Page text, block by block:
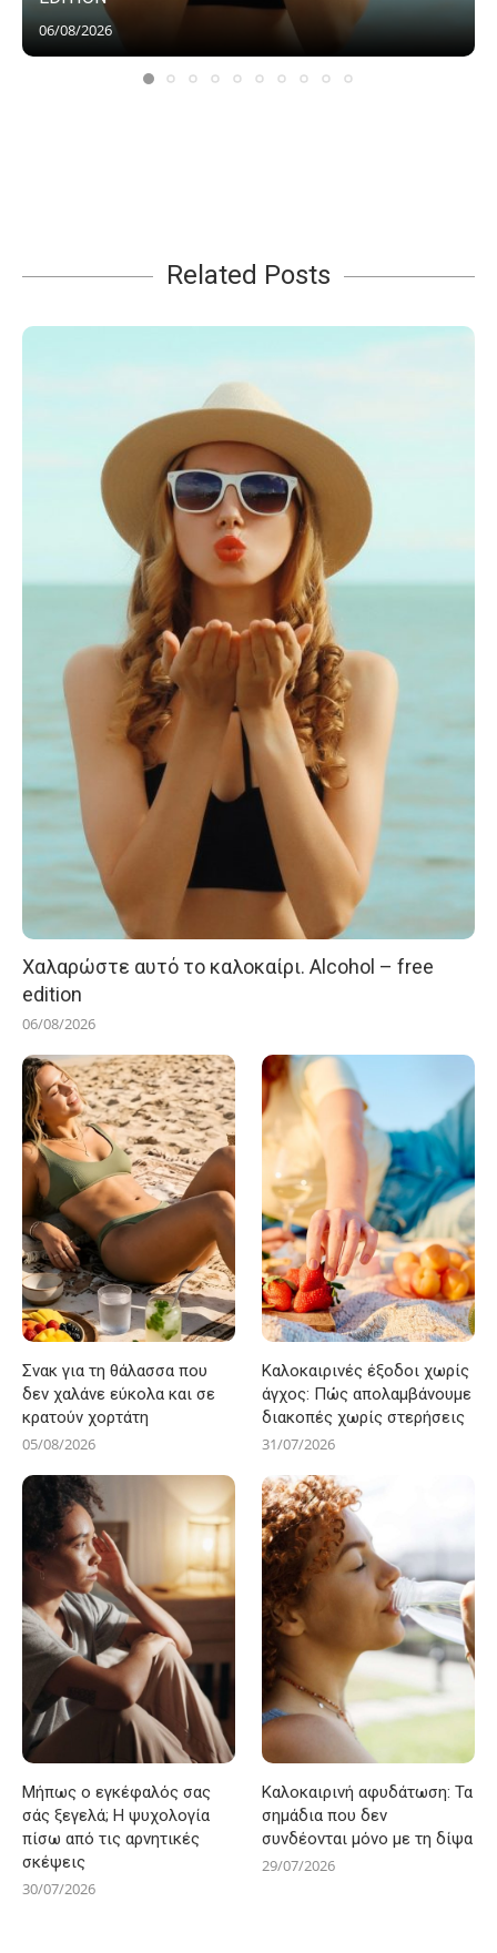
06/08/2026
Related Posts
Χαλαρώστε αυτό το καλοκαίρι. Alcohol – free
edition
06/08/2026
Σνακ για τη θάλασσα που
δεν χαλάνε εύκολα και σε
κρατούν χορτάτη
05/08/2026
Καλοκαιρινές έξοδοι χωρίς
άγχος: Πώς απολαμβάνουμε
διακοπές χωρίς στερήσεις
31/07/2026
Μήπως ο εγκέφαλός σας
σάς ξεγελά; Η ψυχολογία
πίσω από τις αρνητικές
σκέψεις
30/07/2026
Καλοκαιρινή αφυδάτωση: Τα
σημάδια που δεν
συνδέονται μόνο με τη δίψα
29/07/2026